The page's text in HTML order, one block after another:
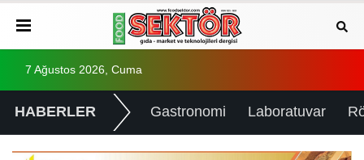
7 Ağustos 2026, Cuma
HABERLER Gastronomi Laboratuvar